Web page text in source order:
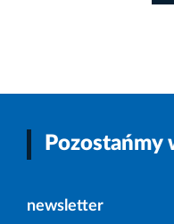
Pozostańmy
newsletter